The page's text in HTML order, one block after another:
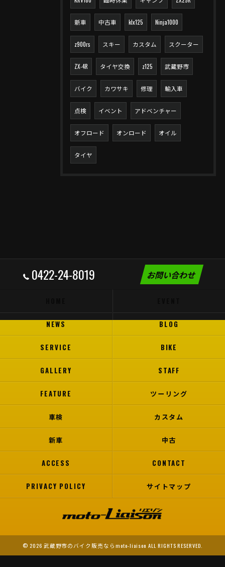
新車 中古車 klx125 Ninja1000
z900rs スキー カスタム スクーター
ZX-4R タイヤ交換 z125 武蔵野市
バイク カワサキ 修理 輸入車
点検 イベント アドベンチャー
オフロード オンロード オイル
タイヤ
0422-24-8019 お問い合わせ
NEWS BLOG
SERVICE BIKE
GALLERY STAFF
FEATURE ツーリング
車検 カスタム
新車 中古
ACCESS CONTACT
PRIVACY POLICY サイトマップ
© 2026 武蔵野市のバイク販売ならmoto-liaison ALL RIGHTS RESERVED.